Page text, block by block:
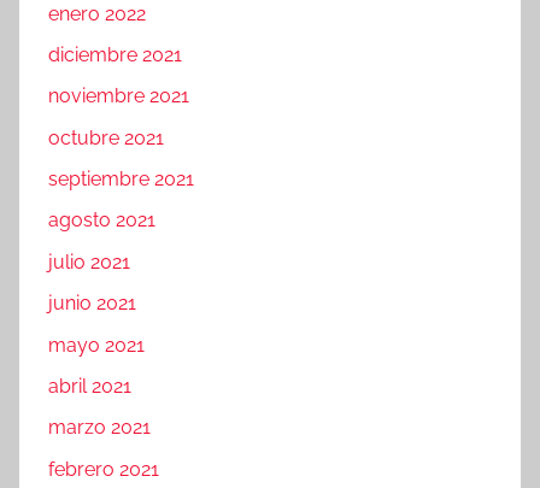
enero 2022
diciembre 2021
noviembre 2021
octubre 2021
septiembre 2021
agosto 2021
julio 2021
junio 2021
mayo 2021
abril 2021
marzo 2021
febrero 2021